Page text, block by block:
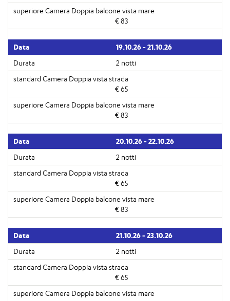
€ 83
19.10.26 - 21.10.26
2 notti
€ 65
€ 83
20.10.26 - 22.10.26
2 notti
€ 65
€ 83
21.10.26 - 23.10.26
2 notti
€ 65